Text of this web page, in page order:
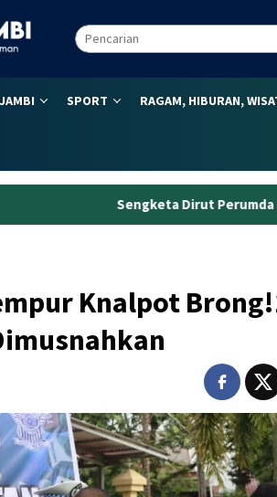
SPORT RAGAM, HIBURAN,
Dirut Perumda TSB Sarolangun
Knalpot